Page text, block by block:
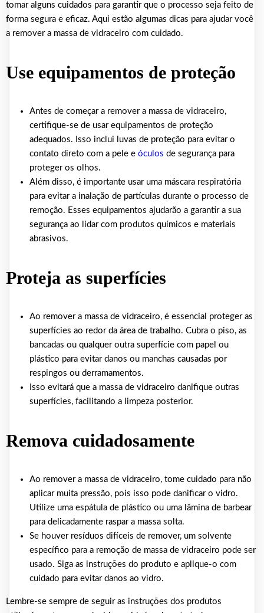
tomar alguns cuidados para garantir que o processo seja feito de
forma segura e eficaz. Aqui estão algumas dicas para ajudar você
a remover a massa de vidraceiro com cuidado.
Use equipamentos de proteção
Antes de começar a remover a massa de vidraceiro,
certifique-se de usar equipamentos de proteção
adequados. Isso inclui luvas de proteção para evitar o
contato direto com a pele e óculos de segurança para
proteger os olhos.
Além disso, é importante usar uma máscara respiratória
para evitar a inalação de partículas durante o processo de
remoção. Esses equipamentos ajudarão a garantir a sua
segurança ao lidar com produtos químicos e materiais
abrasivos.
Proteja as superfícies
Ao remover a massa de vidraceiro, é essencial proteger as
superfícies ao redor da área de trabalho. Cubra o piso, as
bancadas ou qualquer outra superfície com papel ou
plástico para evitar danos ou manchas causadas por
respingos ou derramamentos.
Isso evitará que a massa de vidraceiro danifique outras
superfícies, facilitando a limpeza posterior.
Remova cuidadosamente
Ao remover a massa de vidraceiro, tome cuidado para não
aplicar muita pressão, pois isso pode danificar o vidro.
Utilize uma espátula de plástico ou uma lâmina de barbear
para delicadamente raspar a massa solta.
Se houver resíduos difíceis de remover, um solvente
específico para a remoção de massa de vidraceiro pode ser
usado. Siga as instruções do produto e aplique-o com
cuidado para evitar danos ao vidro.
Lembre-se sempre de seguir as instruções dos produtos